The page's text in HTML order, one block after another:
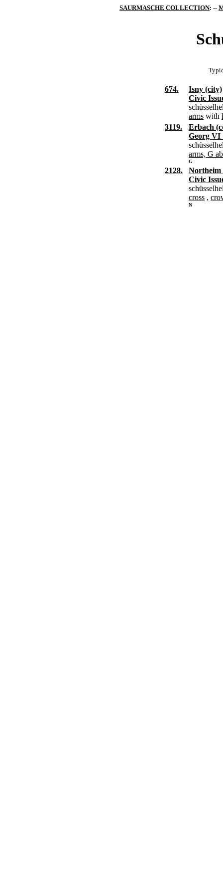
SAURMASCHE COLLECTION: --
674.
Isny (city)
Civic
arms with
3119.
Erbach
Georg VI
arms, G
G
2128.
Northeim
Civic
cross ,
N